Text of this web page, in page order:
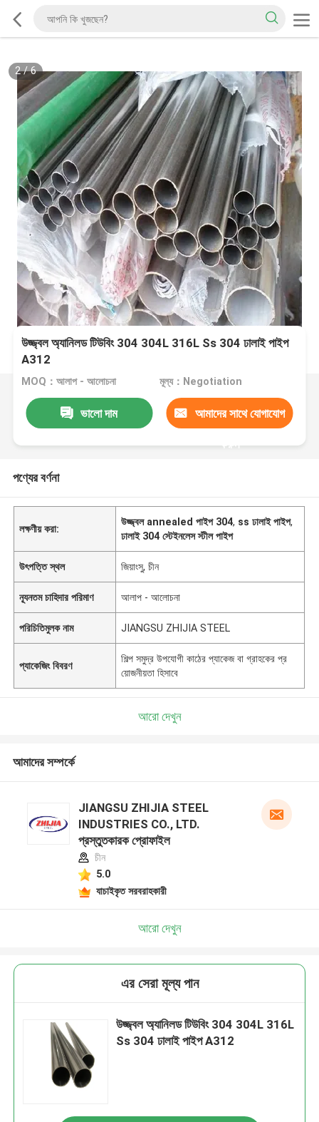
2/6
উজ্জ্বল অ্যানিলড টিউবিং 304 304L 316L Ss 304 ঢালাই পাইপ
A312
MOQ：আলাপ - আলোচনা মূল্য：Negotiation
ভালো দাম আমাদের সাথে যোগাযোগ
করুন
পণ্যের বর্ণনা
লক্ষণীয় করা:
উজ্জ্বল annealed পাইপ 304, ss ঢালাই পাইপ,
ঢালাই 304 স্টেইনলেস স্টীল পাইপ
উৎপত্তি স্থল জিয়াংসু, চীন
ন্যূনতম চাহিদার পরিমাণ আলাপ - আলোচনা
পরিচিতিমুলক নাম JIANGSU ZHIJIA STEEL
প্যাকেজিং বিবরণ
শিল্প সমুদ্র উপযোগী কাঠের প্যাকেজ বা গ্রাহকের প্র
য়োজনীয়তা হিসাবে
আরো দেখুন
আমাদের সম্পর্কে
JIANGSU ZHIJIA STEEL
INDUSTRIES CO., LTD.
প্রস্তুতকারক প্রোফাইল
চীন
5.0
যাচাইকৃত সরবরাহকারী
আরো দেখুন
এর সেরা মূল্য পান
উজ্জ্বল অ্যানিলড টিউবিং 304 304L 316L
Ss 304 ঢালাই পাইপ A312